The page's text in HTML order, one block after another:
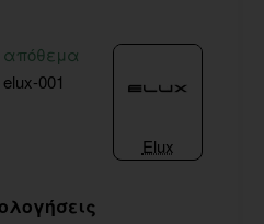
απόθεμα
elux-001
Elux